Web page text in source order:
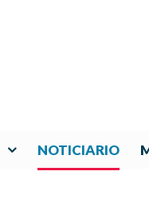
NOTICIARIO